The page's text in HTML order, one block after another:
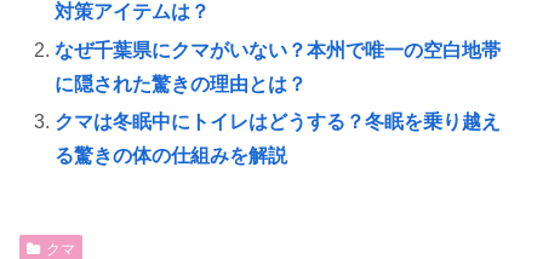
対策アイテムは？
なぜ千葉県にクマがいない？本州で唯一の空白地帯
に隠された驚きの理由とは？
クマは冬眠中にトイレはどうする？冬眠を乗り越え
る驚きの体の仕組みを解説
クマ